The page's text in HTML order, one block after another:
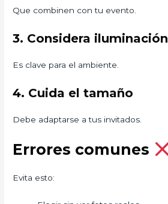
Que combinen con tu evento.
3. Considera iluminación
Es clave para el ambiente.
4. Cuida el tamaño
Debe adaptarse a tus invitados.
Errores comunes
Evita esto: